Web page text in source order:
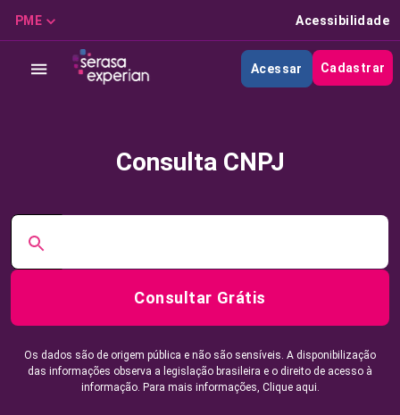
PME Acessibilidade
Acessar Cadastrar
Consulta CNPJ
Consultar Grátis
Os dados são de origem pública e não são sensíveis. A disponibilização
das informações observa a legislação brasileira e o direito de acesso à
informação. Para mais informações, Clique aqui.